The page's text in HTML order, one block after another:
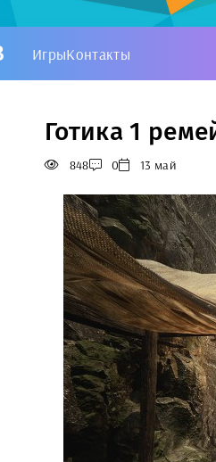
ИгрыКонтакты
Готика 1
848 0 13 май